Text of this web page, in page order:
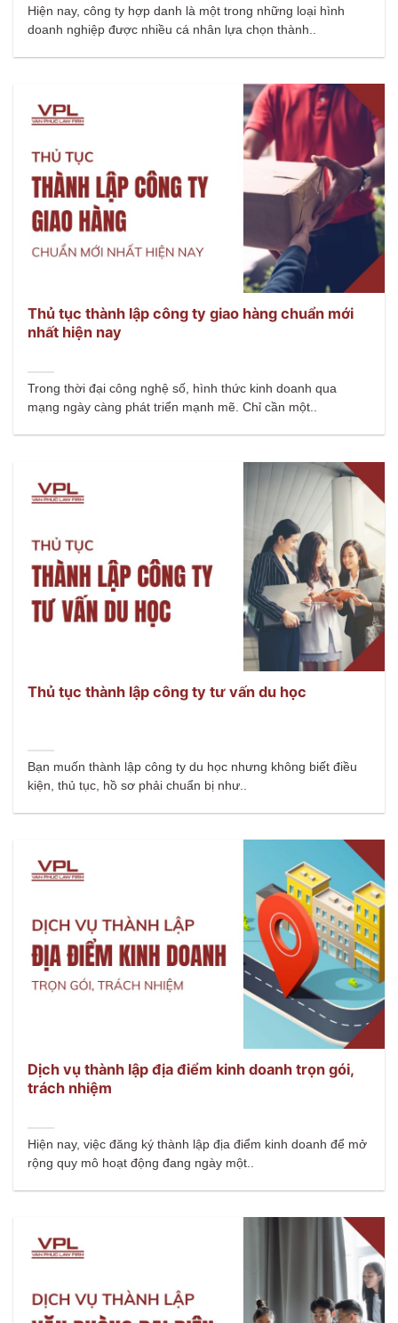
Hiện nay, công ty hợp danh là một trong những loại hình
doanh nghiệp được nhiều cá nhân lựa chọn thành..
Thủ tục thành lập công ty giao hàng chuẩn mới
nhất hiện nay
Trong thời đại công nghệ số, hình thức kinh doanh qua
mạng ngày càng phát triển mạnh mẽ. Chỉ cần một..
Thủ tục thành lập công ty tư vấn du học
Bạn muốn thành lập công ty du học nhưng không biết điều
kiện, thủ tục, hồ sơ phải chuẩn bị như..
Dịch vụ thành lập địa điểm kinh doanh trọn gói,
trách nhiệm
Hiện nay, việc đăng ký thành lập địa điểm kinh doanh để mở
rộng quy mô hoạt động đang ngày một..